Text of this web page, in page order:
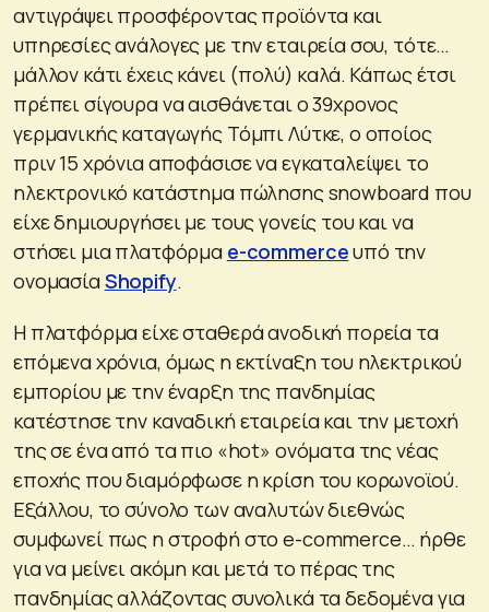
αντιγράψει προσφέροντας προϊόντα και
υπηρεσίες ανάλογες με την εταιρεία σου, τότε…
μάλλον κάτι έχεις κάνει (πολύ) καλά. Κάπως έτσι
πρέπει σίγουρα να αισθάνεται ο 39χρονος
γερμανικής καταγωγής Τόμπι Λύτκε, ο οποίος
πριν 15 χρόνια αποφάσισε να εγκαταλείψει το
ηλεκτρονικό κατάστημα πώλησης snowboard που
είχε δημιουργήσει με τους γονείς του και να
στήσει μια πλατφόρμα e-commerceυπό την
ονομασίαShopify.
Η πλατφόρμα είχε σταθερά ανοδική πορεία τα
επόμενα χρόνια, όμως η εκτίναξη του ηλεκτρικού
εμπορίου με την έναρξη της πανδημίας
κατέστησε την καναδική εταιρεία και την μετοχή
της σε ένα από τα πιο «hot» ονόματα της νέας
εποχής που διαμόρφωσε η κρίση του κορωνοϊού.
Εξάλλου, το σύνολο των αναλυτών διεθνώς
συμφωνεί πως η στροφή στο e-commerce… ήρθε
για να μείνει ακόμη και μετά το πέρας της
πανδημίας αλλάζοντας συνολικά τα δεδομένα για